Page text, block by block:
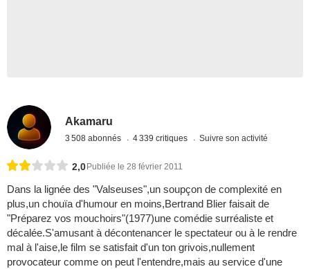
Akamaru
3 508 abonnés 4 339 critiques Suivre son activité
2,0 Publiée le 28 février 2011
Dans la lignée des "Valseuses",un soupçon de complexité en
plus,un chouïa d'humour en moins,Bertrand Blier faisait de
"Préparez vos mouchoirs"(1977)une comédie surréaliste et
décalée.S'amusant à décontenancer le spectateur ou à le rendre
mal à l'aise,le film se satisfait d'un ton grivois,nullement
provocateur comme on peut l'entendre,mais au service d'une